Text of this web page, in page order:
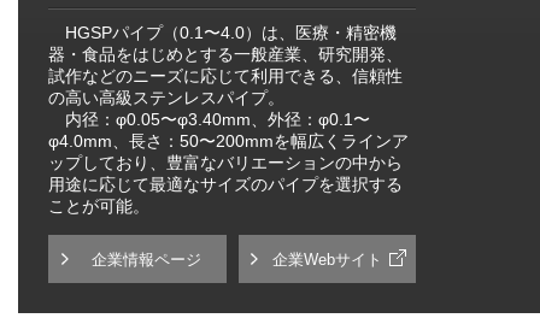
HGSPパイプ（0.1〜4.0）は、医療・精密機
器・食品をはじめとする一般産業、研究開発、
試作などのニーズに応じて利用できる、信頼性
の高い高級ステンレスパイプ。
内径：φ0.05〜φ3.40mm、外径：φ0.1〜
φ4.0mm、長さ：50〜200mmを幅広くラインア
ップしており、豊富なバリエーションの中から
用途に応じて最適なサイズのパイプを選択する
ことが可能。
企業情報ページ 企業Webサイト